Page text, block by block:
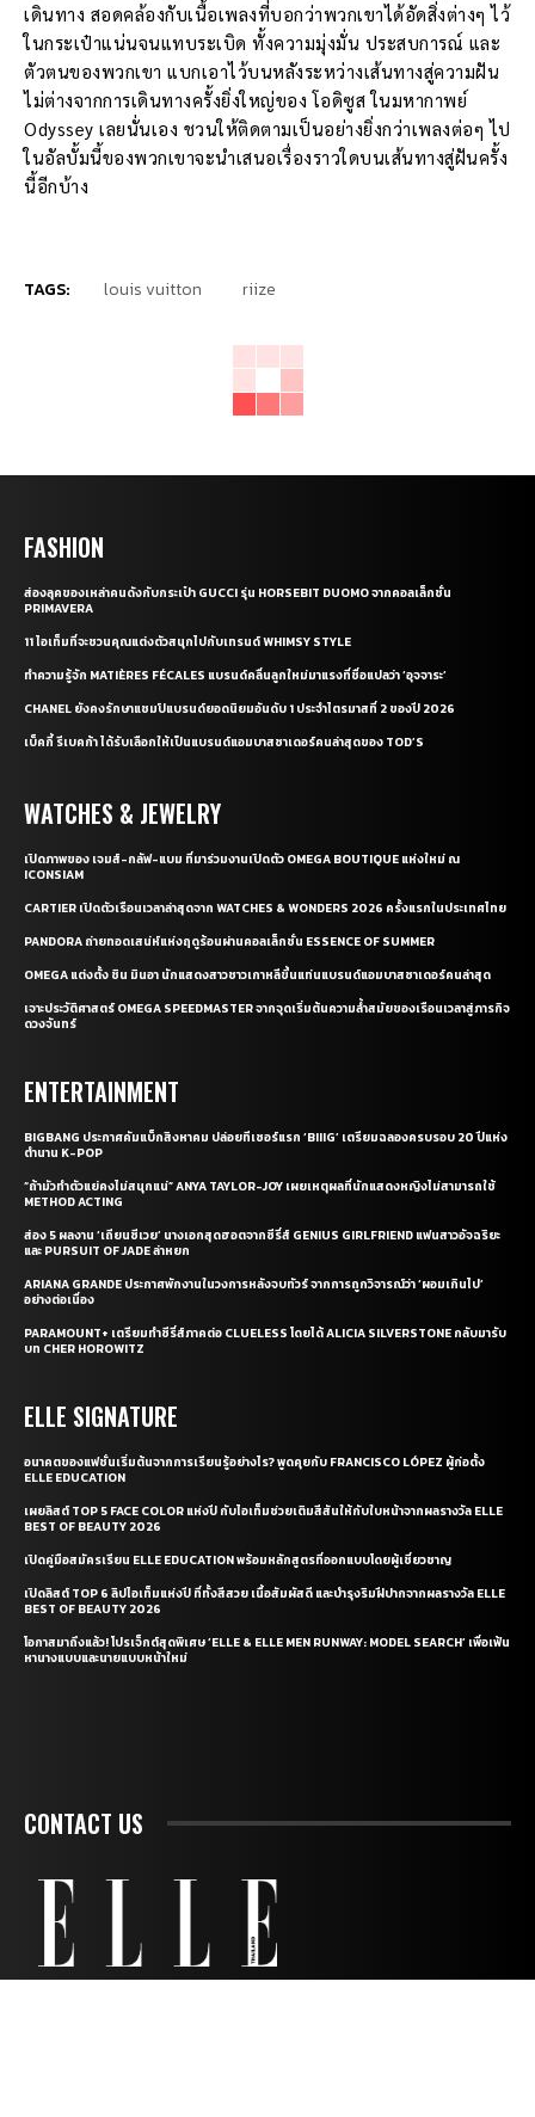
เดินทาง สอดคล้องกับเนื้อเพลงที่บอกว่าพวกเขาได้อัดสิ่งต่างๆ ไว้
ในกระเป๋าแน่นจนแทบระเบิด ทั้งความมุ่งมั่น ประสบการณ์ และ
ตัวตนของพวกเขา แบกเอาไว้บนหลังระหว่างเส้นทางสู่ความฝัน
ไม่ต่างจากการเดินทางครั้งยิ่งใหญ่ของ โอดิซูส ในมหากาพย์
Odyssey เลยนั่นเอง ชวนให้ติดตามเป็นอย่างยิ่งกว่าเพลงต่อๆ ไป
ในอัลบั้มนี้ของพวกเขาจะนำเสนอเรื่องราวใดบนเส้นทางสู่ฝันครั้ง
นี้อีกบ้าง
TAGS: louis vuitton riize
FASHION
ส่องลุคของเหล่าคนดังกับกระเป๋า GUCCI รุ่น HORSEBIT DUOMO จากคอลเล็กชั่น
PRIMAVERA
11 ไอเท็มที่จะชวนคุณแต่งตัวสนุกไปกับเทรนด์ WHIMSY STYLE
ทำความรู้จัก MATIÈRES FÉCALES แบรนด์คลื่นลูกใหม่มาแรงที่ชื่อแปลว่า ‘อุจจาระ’
CHANEL ยังคงรักษาแชมป์แบรนด์ยอดนิยมอันดับ 1 ประจำไตรมาสที่ 2 ของปี 2026
เบ็คกี้ รีเบคก้า ได้รับเลือกให้เป็นแบรนด์แอมบาสซาเดอร์คนล่าสุดของ TOD’S
WATCHES & JEWELRY
เปิดภาพของ เจมส์-กลัฟ-แบม ที่มาร่วมงานเปิดตัว OMEGA BOUTIQUE แห่งใหม่ ณ
ICONSIAM
CARTIER เปิดตัวเรือนเวลาล่าสุดจาก WATCHES & WONDERS 2026 ครั้งแรกในประเทศไทย
PANDORA ถ่ายทอดเสน่ห์แห่งฤดูร้อนผ่านคอลเล็กชั่น ESSENCE OF SUMMER
OMEGA แต่งตั้ง ชิน มินอา นักแสดงสาวชาวเกาหลีขึ้นแท่นแบรนด์แอมบาสซาเดอร์คนล่าสุด
เจาะประวัติศาสตร์ OMEGA SPEEDMASTER จากจุดเริ่มต้นความล้ำสมัยของเรือนเวลาสู่ภารกิจ
ดวงจันทร์
ENTERTAINMENT
BIGBANG ประกาศคัมแบ็กสิงหาคม ปล่อยทีเซอร์แรก ‘BIIIG’ เตรียมฉลองครบรอบ 20 ปีแห่ง
ตำนาน K-POP
“ถ้ามัวทำตัวแย่คงไม่สนุกแน่” ANYA TAYLOR-JOY เผยเหตุผลที่นักแสดงหญิงไม่สามารถใช้
METHOD ACTING
ส่อง 5 ผลงาน ‘เถียนซีเวย’ นางเอกสุดฮอตจากซีรี่ส์ GENIUS GIRLFRIEND แฟนสาวอัจฉริยะ
และ PURSUIT OF JADE ล่าหยก
ARIANA GRANDE ประกาศพักงานในวงการหลังจบทัวร์ จากการถูกวิจารณ์ว่า ‘ผอมเกินไป’
อย่างต่อเนื่อง
PARAMOUNT+ เตรียมทำซีรี่ส์ภาคต่อ CLUELESS โดยได้ ALICIA SILVERSTONE กลับมารับ
บท CHER HOROWITZ
ELLE SIGNATURE
อนาคตของแฟชั่นเริ่มต้นจากการเรียนรู้อย่างไร? พูดคุยกับ FRANCISCO LÓPEZ ผู้ก่อตั้ง
ELLE EDUCATION
เผยลิสต์ TOP 5 FACE COLOR แห่งปี กับไอเท็มช่วยเติมสีสันให้กับใบหน้าจากผลรางวัล ELLE
BEST OF BEAUTY 2026
เปิดคู่มือสมัครเรียน ELLE EDUCATION พร้อมหลักสูตรที่ออกแบบโดยผู้เชี่ยวชาญ
เปิดลิสต์ TOP 6 ลิปไอเท็มแห่งปี ที่ทั้งสีสวย เนื้อสัมผัสดี และบำรุงริมฝีปากจากผลรางวัล ELLE
BEST OF BEAUTY 2026
โอกาสมาถึงแล้ว! โปรเจ็กต์สุดพิเศษ ‘ELLE & ELLE MEN RUNWAY: MODEL SEARCH’ เพื่อเฟ้น
หานางแบบและนายแบบหน้าใหม่
CONTACT US